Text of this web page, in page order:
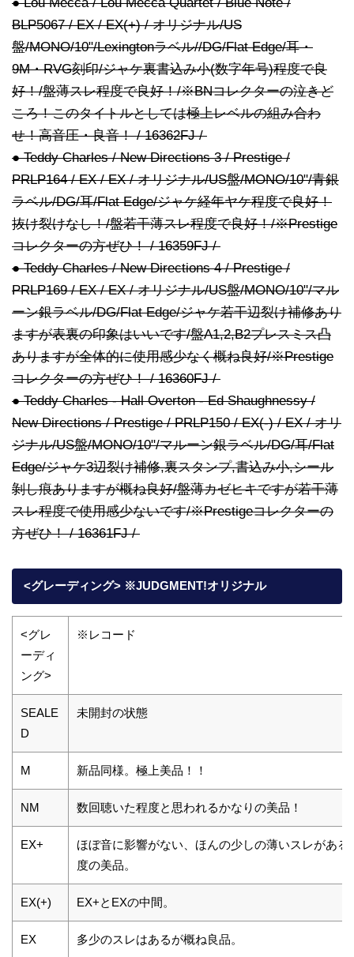
BLP5067 / EX / EX(+) / オリジナル/US
盤/MONO/10"/Lexingtonラベル//DG/Flat Edge/耳・
9M・RVG刻印/ジャケ裏書込み小(数字年号)程度で良
好！/盤薄スレ程度で良好！/※BNコレクターの泣きど
ころ！このタイトルとしては極上レベルの組み合わ
せ！高音圧・良音！ / 16362FJ /
● Teddy Charles / New Directions 3 / Prestige /
PRLP164 / EX / EX / オリジナル/US盤/MONO/10"/青銀
ラベル/DG/耳/Flat Edge/ジャケ経年ヤケ程度で良好！
抜け裂けなし！/盤若干薄スレ程度で良好！/※Prestige
コレクターの方ぜひ！ / 16359FJ /
● Teddy Charles / New Directions 4 / Prestige /
PRLP169 / EX / EX / オリジナル/US盤/MONO/10"/マル
ーン銀ラベル/DG/Flat Edge/ジャケ若干辺裂け補修あり
ますが表裏の印象はいいです/盤A1,2,B2プレスミス凸
ありますが全体的に使用感少なく概ね良好/※Prestige
コレクターの方ぜひ！ / 16360FJ /
● Teddy Charles - Hall Overton - Ed Shaughnessy /
New Directions / Prestige / PRLP150 / EX(-) / EX / オリ
ジナル/US盤/MONO/10"/マルーン銀ラベル/DG/耳/Flat
Edge/ジャケ3辺裂け補修,裏スタンプ,書込み小,シール
剝し痕ありますが概ね良好/盤薄カゼヒキですが若干薄
スレ程度で使用感少ないです/※Prestigeコレクターの
方ぜひ！ / 16361FJ /
<グレーディング> ※JUDGMENT!オリジナル
<グレ
ーディ
ング>
※レコード
SEALE
D
未開封の状態
M 新品同様。極上美品！！
NM 数回聴いた程度と思われるかなりの美品！
EX+
ほぼ音に影響がない、ほんの少しの薄いスレがある
度の美品。
EX(+) EX+とEXの中間。
EX 多少のスレはあるが概ね良品。